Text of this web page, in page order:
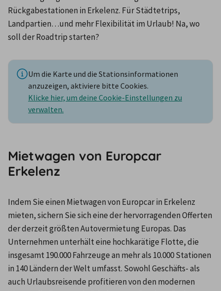
Rückgabestationen in Erkelenz. Für Städtetrips,
Landpartien…und mehr Flexibilität im Urlaub! Na, wo
soll der Roadtrip starten?
Um die Karte und die Stationsinformationen
anzuzeigen, aktiviere bitte Cookies.
Klicke hier, um deine Cookie-Einstellungen zu
verwalten.
Mietwagen von Europcar
Erkelenz
Indem Sie einen Mietwagen von Europcar in Erkelenz
mieten, sichern Sie sich eine der hervorragenden Offerten
der derzeit größten Autovermietung Europas. Das
Unternehmen unterhält eine hochkarätige Flotte, die
insgesamt 190.000 Fahrzeuge an mehr als 10.000 Stationen
in 140 Ländern der Welt umfasst. Sowohl Geschäfts- als
auch Urlaubsreisende profitieren von den modernen